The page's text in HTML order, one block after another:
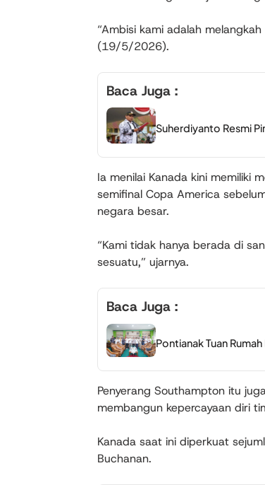
“Ambisi kami adalah
(19/5/2026).
Baca Juga :
Suherdiyanto Resmi
Ia menilai Kanada kini memiliki
semifinal Copa America
negara besar.
“Kami tidak hanya berada di
sesuatu,” ujarnya.
Baca Juga :
Pontianak Tuan
Penyerang Southampton itu
membangun kepercayaan diri
Kanada saat ini diperkuat
Buchanan.